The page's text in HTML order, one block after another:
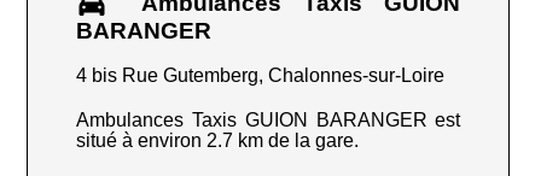
BARANGER
4 bis Rue Gutemberg, Chalonnes-sur-Loire
Ambulances Taxis GUION BARANGER est
situé à environ 2.7 km de la gare.